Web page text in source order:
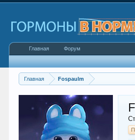
Главная Fospaulm
Главная Форум